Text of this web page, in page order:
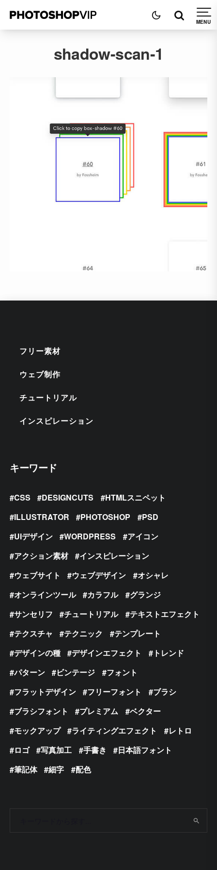
shadow-scan-1
フリー素材
ウェブ制作
チュートリアル
インスピレーション
キーワード
CSS DESIGNCUTS
HTMLスニペット
ILLUSTRATOR
PHOTOSHOP
PSD
UIデザイン
WORDPRESS
アイコン
アクション素材
インスピレーション
ウェブサイト
ウェブデザイン
オシャレ
オンラインツール
カラフル
グランジ
サンセリフ
チュートリアル
テキストエフェクト
テクスチャ
テクニック
テンプレート
デザインの種
デザインエフェクト
トレンド
パターン
ビンテージ
フォント
フラットデザイン
フリーフォント
ブラシ
ブラシフォント
プレミアム
ベクター
モックアップ
ライティングエフェクト
レトロ
ロゴ
写真加工 手書き
日本語フォント
筆記体
細字 配色